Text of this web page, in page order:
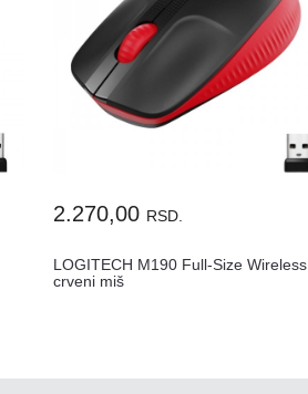
2.270,00 RSD.
LOGITECH M190 Full-Size Wireless
crveni miš